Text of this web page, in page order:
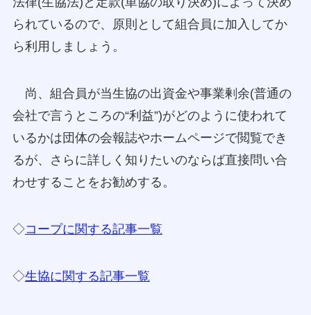
られているので、原則として組合員に加入してか
ら利用しましょう。
尚、組合員が当生協の出資金や事業剰余(普通の
会社で言うところの“利益”)がどのように使われて
いるかは団体の会報誌やホームページで閲覧でき
るが、さらに詳しく知りたいのならば直接問い合
わせすることをお勧めする。
◇コープに関する記事一覧
◇生協に関する記事一覧